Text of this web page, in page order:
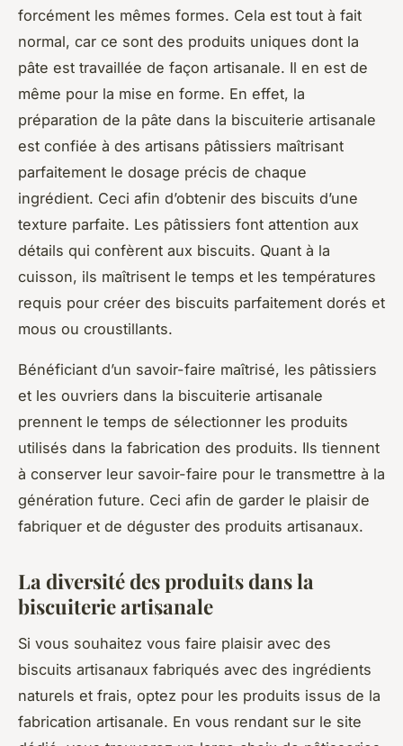
forcément les mêmes formes. Cela est tout à fait
normal, car ce sont des produits uniques dont la
pâte est travaillée de façon artisanale. Il en est de
même pour la mise en forme. En effet, la
préparation de la pâte dans la biscuiterie artisanale
est confiée à des artisans pâtissiers maîtrisant
parfaitement le dosage précis de chaque
ingrédient. Ceci afin d’obtenir des biscuits d’une
texture parfaite. Les pâtissiers font attention aux
détails qui confèrent aux biscuits. Quant à la
cuisson, ils maîtrisent le temps et les températures
requis pour créer des biscuits parfaitement dorés et
mous ou croustillants.
Bénéficiant d’un savoir-faire maîtrisé, les pâtissiers
et les ouvriers dans la biscuiterie artisanale
prennent le temps de sélectionner les produits
utilisés dans la fabrication des produits. Ils tiennent
à conserver leur savoir-faire pour le transmettre à la
génération future. Ceci afin de garder le plaisir de
fabriquer et de déguster des produits artisanaux.
La diversité des produits dans la
biscuiterie artisanale
Si vous souhaitez vous faire plaisir avec des
biscuits artisanaux fabriqués avec des ingrédients
naturels et frais, optez pour les produits issus de la
fabrication artisanale. En vous rendant sur le site